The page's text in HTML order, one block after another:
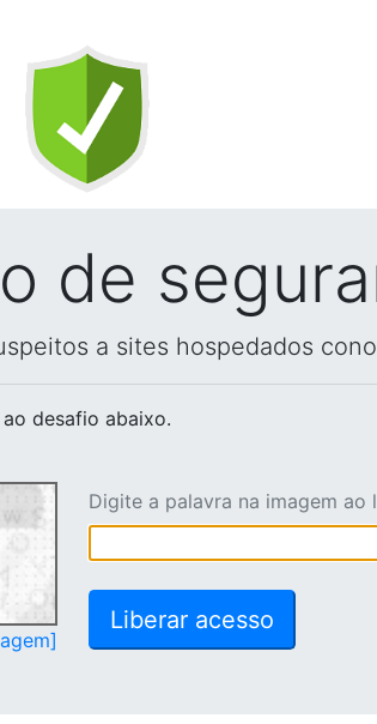
de
a sites hospedados
desafio abaixo.
Digite a palavra na imagem ao